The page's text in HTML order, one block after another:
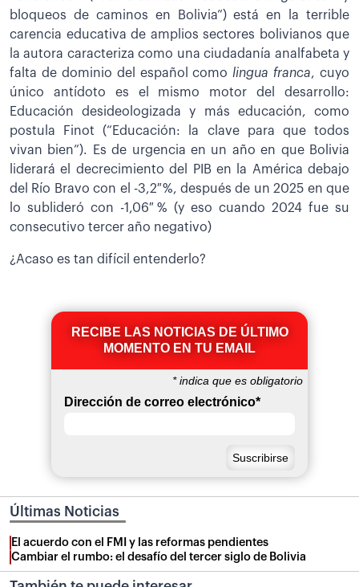
bloqueos de caminos en Bolivia”) está en la terrible
carencia educativa de amplios sectores bolivianos que
la autora caracteriza como una ciudadanía analfabeta y
falta de dominio del español como lingua franca, cuyo
único antídoto es el mismo motor del desarrollo:
Educación desideologizada y más educación, como
postula Finot (“Educación: la clave para que todos
vivan bien”). Es de urgencia en un año en que Bolivia
liderará el decrecimiento del PIB en la América debajo
del Río Bravo con el -3,2 %, después de un 2025 en que
lo sublideró con -1,06 % (y eso cuando 2024 fue su
consecutivo tercer año negativo)
¿Acaso es tan difícil entenderlo?
RECIBE LAS NOTICIAS DE ÚLTIMO
MOMENTO EN TU EMAIL
*indica que es obligatorio
Dirección de correo electrónico*
Últimas Noticias
El acuerdo con el FMI y las reformas pendientes
Cambiar el rumbo: el desafío del tercer siglo de Bolivia